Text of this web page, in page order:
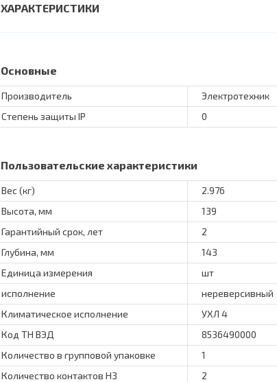
ХАРАКТЕРИСТИКИ
Основные
Производитель
Электротехник
Степень защиты IP
0
Пользовательские характеристики
Вес (кг)
2.976
Высота, мм
139
Гарантийный срок, лет
2
Глубина, мм
143
Единица измерения
шт
исполнение
нереверсивный
Климатическое исполнение
УХЛ 4
Код ТН ВЭД
8536490000
Количество в групповой упаковке
1
Количество контактов НЗ
2